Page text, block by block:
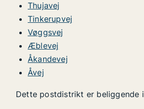
Thujavej
Tinkerupvej
Vøggsvej
Æblevej
Åkandevej
Åvej
Dette postdistrikt er beliggende i